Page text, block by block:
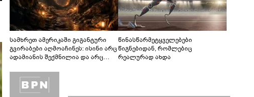
სამხრეთ ამერიკაში გიგანტური
გვირაბები აღმოაჩინეს: ისინი არც
ადამიანის შექმნილია და არც
ლაბირინთები?
წინასწარმეტყველებები
წიგნებიდან, რომლებიც
რეალურად ახდა